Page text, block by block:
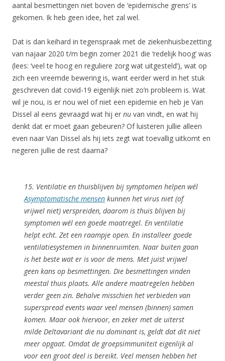
aantal besmettingen niet boven de ‘epidemische grens’ is
gekomen. Ik heb geen idee, het zal wel.
Dat is dan keihard in tegenspraak met de ziekenhuisbezetting
van najaar 2020 t/m begin zomer 2021 die ‘redelijk hoog’ was
(lees: ‘veel te hoog en reguliere zorg wat uitgesteld’), wat op
zich een vreemde bewering is, want eerder werd in het stuk
geschreven dat covid-19 eigenlijk niet zo’n probleem is. Wat
wil je nou, is er nou wel of niet een epidemie en heb je Van
Dissel al eens gevraagd wat hij er nu van vindt, en wat hij
denkt dat er moet gaan gebeuren? Of luisteren jullie alleen
even naar Van Dissel als hij iets zegt wat toevallig uitkomt en
negeren jullie de rest daarna?
15. Ventilatie en thuisblijven bij symptomen helpen wél
Asymptomatische mensen kunnen het virus niet (of
vrijwel niet) verspreiden, daarom is thuis blijven bij
symptomen wél een goede maatregel. En ventilatie
helpt echt. Zet een raampje open. En installeer goede
ventilatiesystemen in binnenruimten. Naar buiten gaan
is het beste wat er is voor de mens. Met juist vrijwel
geen kans op besmettingen. Die besmettingen vinden
meestal thuis plaats. Alle andere maatregelen hebben
verder geen zin. Behalve misschien het verbieden van
superspread events waar veel mensen (binnen) samen
komen. Maar ook hiervoor, en zeker met de uiterst
milde Deltavariant die nu dominant is, geldt dat dit niet
meer opgaat. Omdat de groepsimmuniteit eigenlijk al
voor een groot deel is bereikt. Veel mensen hebben het